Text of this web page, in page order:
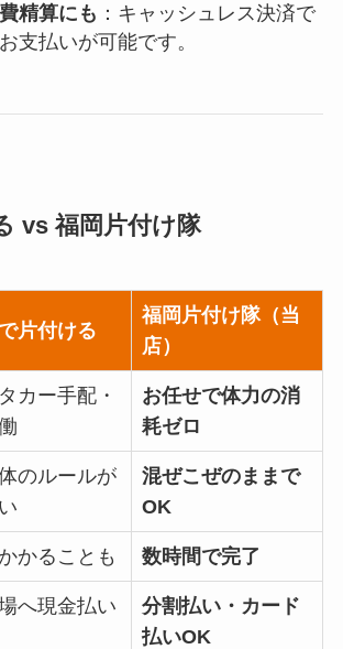
精算にも ：キャッシュレス決済で
支払いが可能です。
vs 福岡片付け隊
片付ける
福岡片付け隊（当
店）
カー手配・
お任せで体力の消
耗ゼロ
のルールが
混ぜこぜのままで
OK
かることも 数時間で完了
へ現金払い
分割払い・カード
払いOK